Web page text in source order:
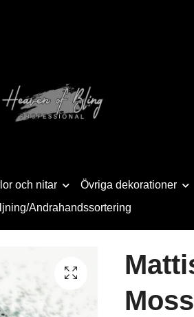
och nitar Övriga dekorationer
Andrahandssortering
Moss